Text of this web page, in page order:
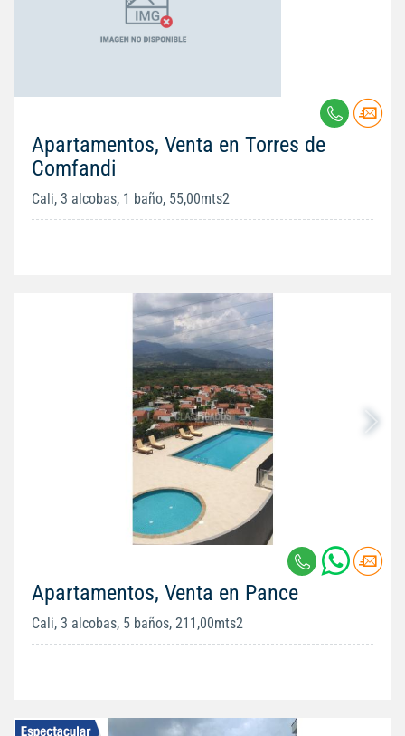
Apartamentos, Venta en Torres de
Comfandi
Cali, 3 alcobas, 1 baño, 55,00mts2
Apartamentos, Venta en Pance
Cali, 3 alcobas, 5 baños, 211,00mts2